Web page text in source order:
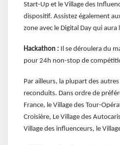
Start-Up et le Village des
dispositif. Assistez également
zone avec le Digital Day qui
Hackathon :
Il se déroulera du
pour 24h non-stop de
Par ailleurs, la plupart des
reconduits. Dans ordre de
France, le Village des Tour-
Croisière, Le Village des
Village des influenceurs, le